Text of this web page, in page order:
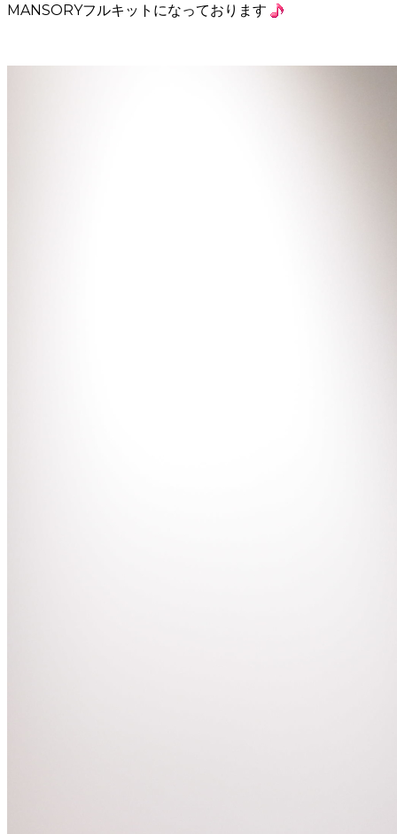
MANSORYフルキットになっております